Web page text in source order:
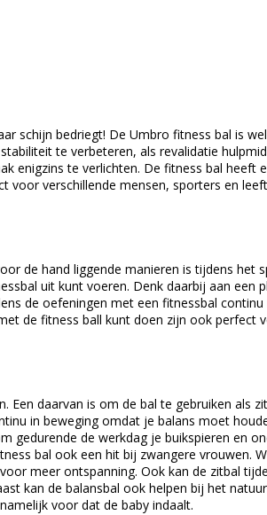
schijn bedriegt! De Umbro fitness bal is
te verbeteren, als revalidatie
enigzins te verlichten. De fitness bal heeft
voor verschillende mensen, sporters en
de hand liggende manieren is tijdens het
uit kunt voeren. Denk daarbij aan een
de oefeningen met een fitnessbal
de fitness ball kunt doen zijn ook perfect
daarvan is om de bal te gebruiken als
in beweging omdat je balans moet
gedurende de werkdag je buikspieren en
bal ook een hit bij zwangere vrouwen.
meer ontspanning. Ook kan de zitbal
kan de balansbal ook helpen bij het
voor dat de baby indaalt.